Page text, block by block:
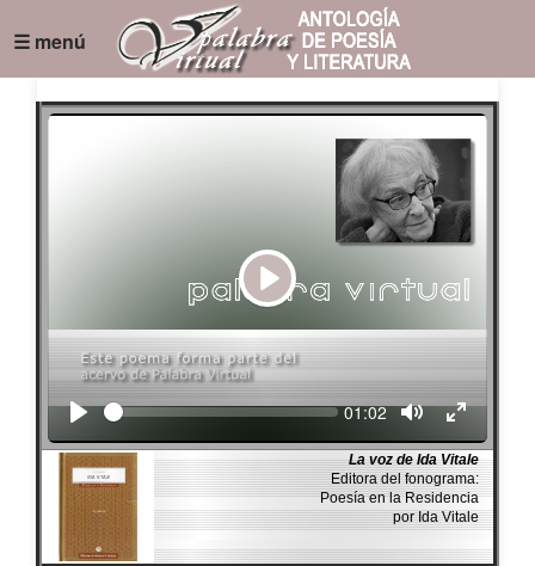
☰ menú
Play
Seek Current
01:02
La voz de Ida Vitale
Editora del fonograma:
Poesía en la Residencia
por Ida Vitale